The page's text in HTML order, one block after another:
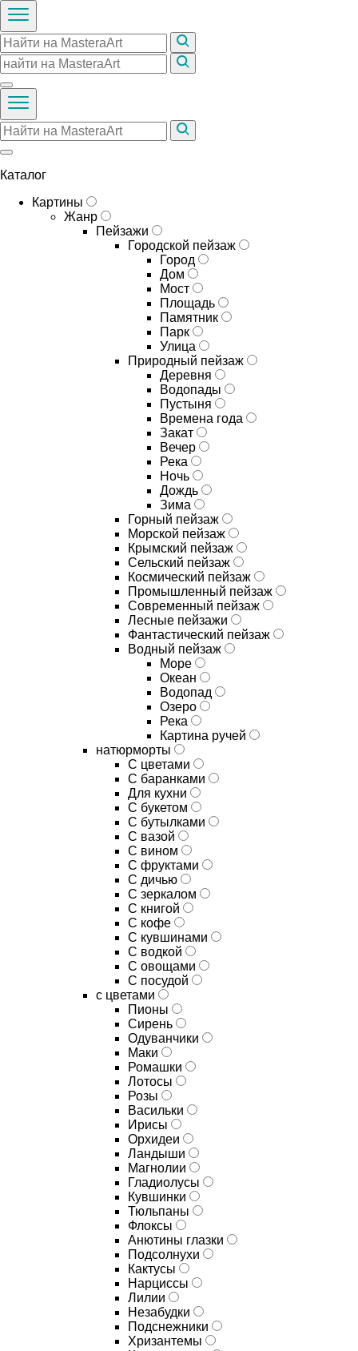
Каталог
Картины
Жанр
Пейзажи
Городской пейзаж
Город
Дом
Мост
Площадь
Памятник
Парк
Улица
Природный пейзаж
Деревня
Водопады
Пустыня
Времена года
Закат
Вечер
Река
Ночь
Дождь
Зима
Горный пейзаж
Морской пейзаж
Крымский пейзаж
Сельский пейзаж
Космический пейзаж
Промышленный пейзаж
Современный пейзаж
Лесные пейзажи
Фантастический пейзаж
Водный пейзаж
Море
Океан
Водопад
Озеро
Река
Картина ручей
натюрморты
С цветами
С баранками
Для кухни
C букетом
C бутылками
C вазой
C вином
C фруктами
C дичью
C зеркалом
C книгой
C кофе
C кувшинами
C водкой
C овощами
C посудой
с цветами
Пионы
Сирень
Одуванчики
Маки
Ромашки
Лотосы
Розы
Васильки
Ирисы
Орхидеи
Ландыши
Магнолии
Гладиолусы
Кувшинки
Тюльпаны
Флоксы
Анютины глазки
Подсолнухи
Кактусы
Нарциссы
Лилии
Незабудки
Подснежники
Хризантемы